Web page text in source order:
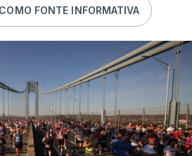
FONTE INFORMATIVA